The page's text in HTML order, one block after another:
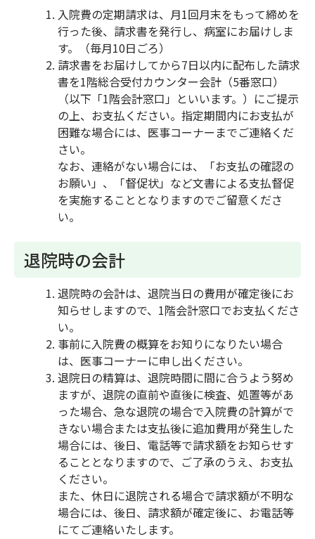
入院費の定期請求は、月1回月末をもって締めを
行った後、請求書を発行し、病室にお届けしま
す。（毎月10日ごろ）
請求書をお届けしてから7日以内に配布した請求
書を1階総合受付カウンター会計（5番窓口）
（以下「1階会計窓口」といいます。）にご提示
の上、お支払ください。指定期間内にお支払が
困難な場合には、医事コーナーまでご連絡くだ
さい。
なお、連絡がない場合には、「お支払の確認の
お願い」、「督促状」など文書による支払督促
を実施することとなりますのでご留意くださ
い。
退院時の会計
退院時の会計は、退院当日の費用が確定後にお
知らせしますので、1階会計窓口でお支払くださ
い。
事前に入院費の概算をお知りになりたい場合
は、医事コーナーに申し出ください。
退院日の精算は、退院時間に間に合うよう努め
ますが、退院の直前や直後に検査、処置等があ
った場合、急な退院の場合で入院費の計算がで
きない場合または支払後に追加費用が発生した
場合には、後日、電話等で請求額をお知らせす
ることとなりますので、ご了承のうえ、お支払
ください。
また、休日に退院される場合で請求額が不明な
場合には、後日、請求額が確定後に、お電話等
にてご連絡いたします。